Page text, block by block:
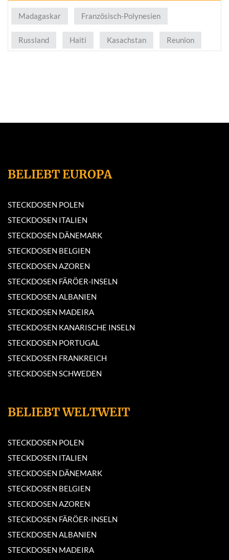
Madagaskar Französisch-Polynesien
Russland Haiti Kasachstan Reunion
BELIEBT EUROPA
STECKDOSEN POLEN
STECKDOSEN ITALIEN
STECKDOSEN DÄNEMARK
STECKDOSEN BELGIEN
STECKDOSEN AZOREN
STECKDOSEN FÄRÖER-INSELN
STECKDOSEN ALBANIEN
STECKDOSEN MADEIRA
STECKDOSEN KANARISCHE INSELN
STECKDOSEN PORTUGAL
STECKDOSEN FRANKREICH
STECKDOSEN SCHWEDEN
BELIEBT WELTWEIT
STECKDOSEN POLEN
STECKDOSEN ITALIEN
STECKDOSEN DÄNEMARK
STECKDOSEN BELGIEN
STECKDOSEN AZOREN
STECKDOSEN FÄRÖER-INSELN
STECKDOSEN ALBANIEN
STECKDOSEN MADEIRA